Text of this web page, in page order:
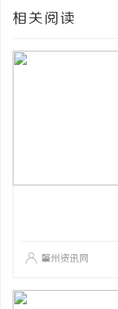
相关阅读
肇州资讯网